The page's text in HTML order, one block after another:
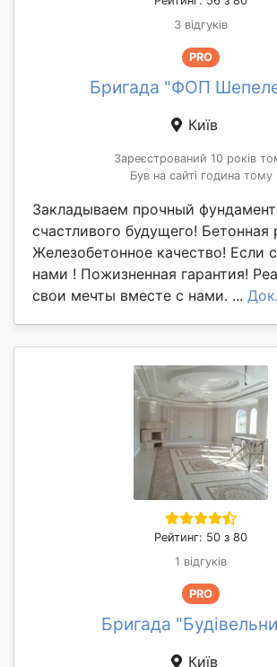
3 відгуків
PRO
Бригада "ФОП
Київ
Зареєстрований 10 років
Був на сайті година тому
Закладываем прочный
счастливого будущего! Бетонная
Железобетонное качество! Если
нами ! Пожизненная гарантия!
свои мечты вместе с нами. ...
Рейтинг: 50 з 80
1 відгуків
PRO
Бригада
Київ